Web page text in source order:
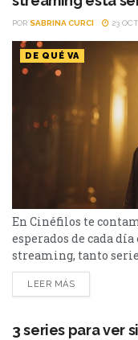
POR SABRINA CURCI 23
DE QUÉ VA
En Cinéfilos te
esperados de cada
streaming, tanto
cada semana en las
como Netflix o HBO
como de películas, y
LEER MÁS
3 series para ver